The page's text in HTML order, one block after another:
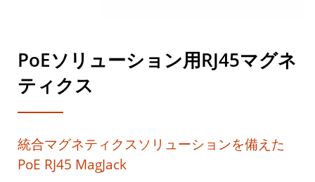
PoEソリューション用RJ45マグネ
ティクス
統合マグネティクスソリューションを備えた
PoE RJ45 MagJack